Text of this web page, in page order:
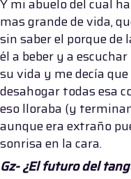
Y mi abuelo del cual
mas grande de vida,
sin saber el porque de
él a beber y a
su vida y me decía
desahogar todas esa
eso lloraba (y
aunque era extraño
sonrisa en la cara.
Gz-¿El futuro del